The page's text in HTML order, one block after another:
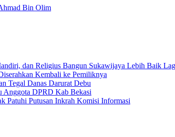
Bin Olim
dan Religius Bangun Sukawijaya Lebih Baik
Kembali ke Pemiliknya
Tegal Danas Darurat Debu
Anggota DPRD Kab Bekasi
Patuhi Putusan Inkrah Komisi Informasi